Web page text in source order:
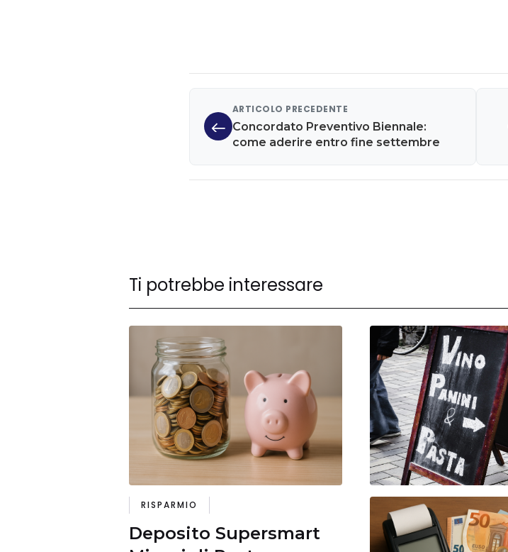
ARTICOLO PRECEDENTE
Concordato Preventivo Biennale:
come aderire entro fine settembre
Ti potrebbe interessare
RISPARMIO
Deposito Supersmart